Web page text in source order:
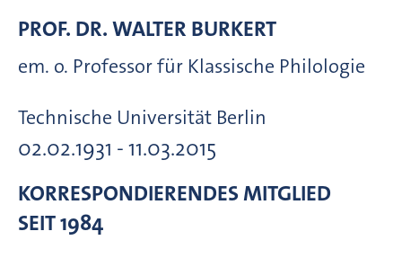
PROF. DR.WALTER BURKERT
em. o. Professor für Klassische Philologie
Technische Universität Berlin
02.02.1931 - 11.03.2015
KORRESPONDIERENDES MITGLIED
SEIT 1984